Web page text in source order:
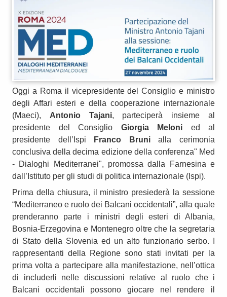
Oggi a Roma il vicepresidente del Consiglio e ministro
degli Affari esteri e della cooperazione internazionale
(Maeci), Antonio Tajani, parteciperà insieme al
presidente del Consiglio Giorgia Meloni ed al
presidente dell’Ispi
Franco Brunialla cerimonia
conclusiva della decima edizione della conferenza" Med
- Dialoghi Mediterranei", promossa dalla Farnesina e
dall’Istituto per gli studi di politica internazionale (Ispi).
Prima della chiusura, il ministro presiederà la sessione
“Mediterraneo e ruolo dei Balcani occidentali”, alla quale
prenderanno parte i ministri degli esteri di Albania,
Bosnia-Erzegovina e Montenegro oltre che la segretaria
di Stato della Slovenia ed un alto funzionario serbo. I
rappresentanti della Regione sono stati invitati per la
prima volta a partecipare alla manifestazione, nell’ottica
di includerli nelle discussioni relative al ruolo che i
Balcani occidentali possono giocare nel rendere il